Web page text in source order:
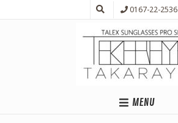
0167-22-2536
MENU